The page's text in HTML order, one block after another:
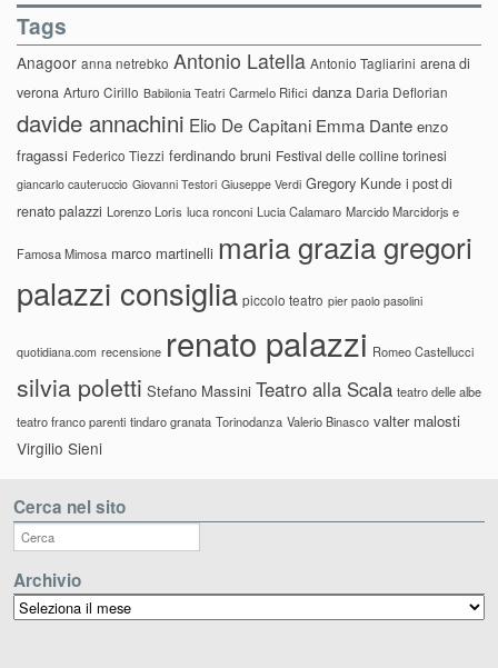
Tags
Anagoor anna netrebko Antonio Latella Antonio Tagliarini arena di
verona Arturo Cirillo Babilonia Teatri Carmelo Rifici danza Daria Deflorian
davide annachini Elio De Capitani Emma Dante enzo
fragassi Federico Tiezzi ferdinando bruni Festival delle colline torinesi
giancarlo cauteruccio Giovanni Testori Giuseppe Verdi Gregory Kunde i post di
renato palazzi Lorenzo Loris luca ronconi Lucia Calamaro Marcido Marcidorjs e
Famosa Mimosa marco martinelli maria grazia gregori
palazzi consiglia piccolo teatro pier paolo pasolini
quotidiana.com recensione renato palazzi Romeo Castellucci
silvia poletti Stefano Massini Teatro alla Scala teatro delle albe
teatro franco parenti tindaro granata Torinodanza Valerio Binasco valter malosti
Virgilio Sieni
Cerca nel sito
Archivio
Archivio